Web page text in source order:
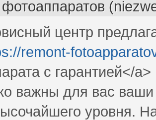
центр
remont-
с гарантией</
важны для вас
уровня.